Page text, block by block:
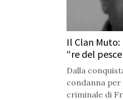
Il Clan Muto:
“re del
Dalla
condanna per
criminale di